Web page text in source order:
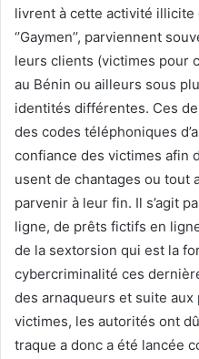
livrent à cette activité illicite
‘’Gaymen’’, parviennent
leurs clients (victimes pour
au Bénin ou ailleurs sous
identités différentes. Ces
des codes téléphoniques
confiance des victimes afin
usent de chantages ou tout
parvenir à leur fin. Il s’agit
ligne, de prêts fictifs en
de la sextorsion qui est la
cybercriminalité ces
des arnaqueurs et suite
victimes, les autorités ont
traque a donc a été lancée